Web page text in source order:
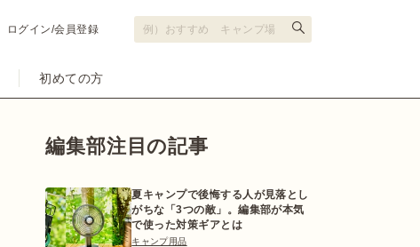
ログイン/会員登録
初めての方
編集部注目の記事
夏キャンプで後悔する人が見落とし
がちな「3つの敵」。編集部が本気
で使った対策ギアとは
キャンプ用品